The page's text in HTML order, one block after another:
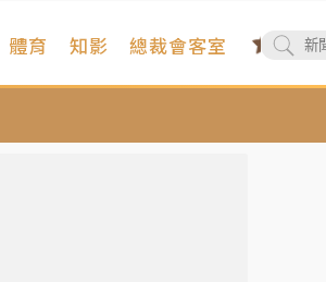
體育 知影 總裁會客室